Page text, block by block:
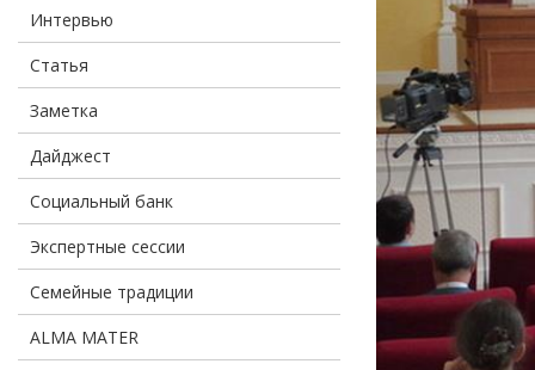
Интервью
Статья
Заметка
Дайджест
Социальный банк
Экспертные сессии
Семейные традиции
ALMA MATER